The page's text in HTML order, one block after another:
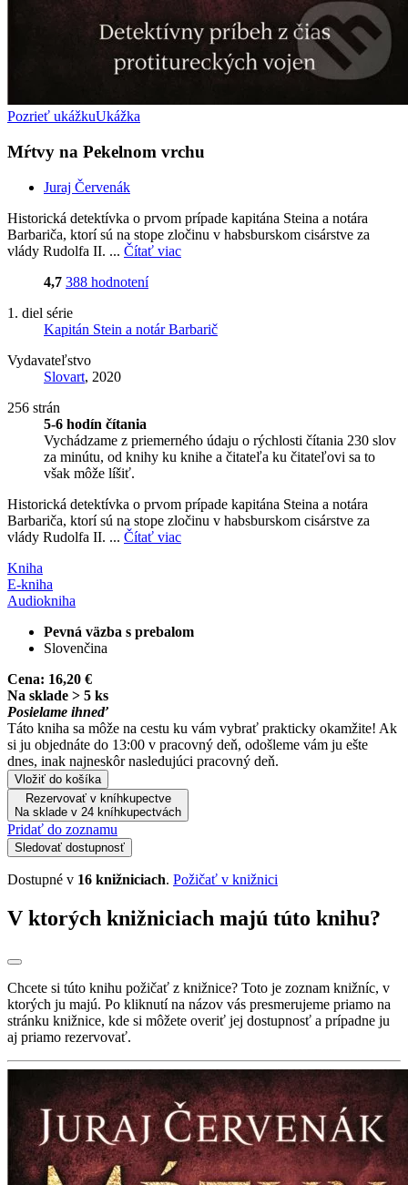
Pozrieť ukážkuUkážka
Mŕtvy na Pekelnom vrchu
Juraj Červenák
Historická detektívka o prvom prípade kapitána Steina a notára
Barbariča, ktorí sú na stope zločinu v habsburskom cisárstve za
vlády Rudolfa II. ... Čítať viac
4,7 388 hodnotení
1. diel série
Kapitán Stein a notár Barbarič
Vydavateľstvo
Slovart, 2020
256 strán
5-6 hodín čítania
Vychádzame z priemerného údaju o rýchlosti čítania 230 slov
za minútu, od knihy ku knihe a čitateľa ku čitateľovi sa to
však môže líšiť.
Historická detektívka o prvom prípade kapitána Steina a notára
Barbariča, ktorí sú na stope zločinu v habsburskom cisárstve za
vlády Rudolfa II. ... Čítať viac
Kniha
E-kniha
Audiokniha
Pevná väzba s prebalom
Slovenčina
Cena: 16,20 €
Na sklade > 5 ks
Posielame ihneď
Táto kniha sa môže na cestu ku vám vybrať prakticky okamžite! Ak
si ju objednáte do 13:00 v pracovný deň, odošleme vám ju ešte
dnes, inak najneskôr nasledujúci pracovný deň.
Vložiť do košíka
Rezervovať v kníhkupectve
Na sklade v 24 kníhkupectvách
Pridať do zoznamu
Sledovať dostupnosť
Dostupné v 16 knižniciach. Požičať v knižnici
V ktorých knižniciach majú túto knihu?
Chcete si túto knihu požičať z knižnice? Toto je zoznam knižníc, v
ktorých ju majú. Po kliknutí na názov vás presmerujeme priamo na
stránku knižnice, kde si môžete overiť jej dostupnosť a prípadne ju
aj priamo rezervovať.